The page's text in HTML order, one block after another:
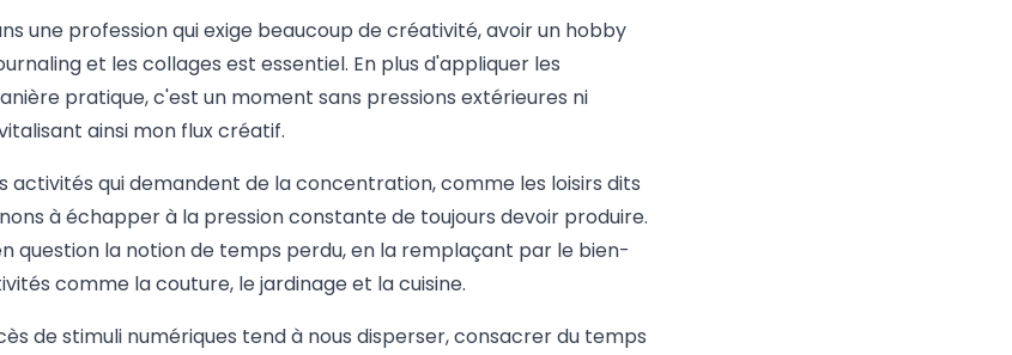
une profession qui exige beaucoup de créativité, avoir un hobby
et les collages est essentiel. En plus d'appliquer les
pratique, c'est un moment sans pressions extérieures ni
ainsi mon flux créatif.
activités qui demandent de la concentration, comme les loisirs dits
à échapper à la pression constante de toujours devoir produire.
question la notion de temps perdu, en la remplaçant par le bien-
comme la couture, le jardinage et la cuisine.
de stimuli numériques tend à nous disperser, consacrer du temps